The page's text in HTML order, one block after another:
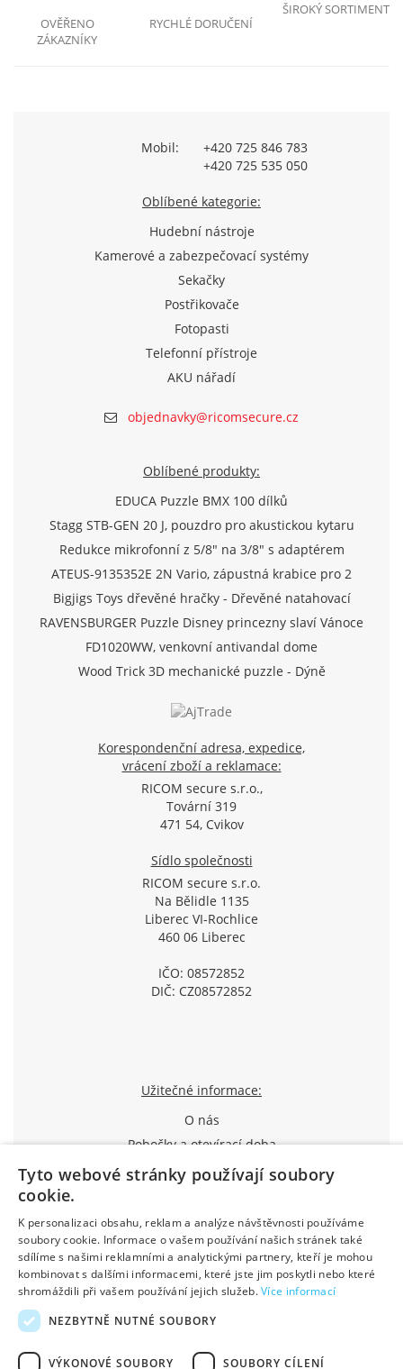
OVĚŘENO
ZÁKAZNÍKY
RYCHLÉ DORUČENÍ
ŠIROKÝ SORTIMENT
Mobil:
+420 725 846 783
+420 725 535 050
Oblíbené kategorie:
Hudební nástroje
Kamerové a zabezpečovací systémy
Sekačky
Postřikovače
Fotopasti
Telefonní přístroje
AKU nářadí
objednavky@ricomsecure.cz
Oblíbené produkty:
EDUCA Puzzle BMX 100 dílků
Stagg STB-GEN 20 J, pouzdro pro akustickou kytaru
Redukce mikrofonní z 5/8" na 3/8" s adaptérem
ATEUS-9135352E 2N Vario, zápustná krabice pro 2
moduly (Analog/IP)
Bigjigs Toys dřevěné hračky - Dřevěné natahovací
letadlo
RAVENSBURGER Puzzle Disney princezny slaví Vánoce
500 dílků
FD1020WW, venkovní antivandal dome
TVI/AHD/CVI/CVBS kamera 720p, f2.8mm, IR 20m, D-
Wood Trick 3D mechanické puzzle - Dýně
Korespondenční adresa, expedice,
vrácení zboží a reklamace:
RICOM secure s.r.o.,
Tovární 319
471 54, Cvikov
Sídlo společnosti
RICOM secure s.r.o.
Na Bělidle 1135
Liberec VI-Rochlice
460 06 Liberec
IČO: 08572852
DIČ: CZ08572852
Užitečné informace:
O nás
Pobočky a otevírací doba
Způsoby dopravy a platby
Průvodce reklamací
Obchodní podmínky
Výhody pro registrované
Kontakty
Created by DostupnýWeb
Designed by Basebrain
Tyto webové stránky používají soubory
cookie.
K personalizaci obsahu, reklam a analýze návštěvnosti používáme
soubory cookie. Informace o vašem používání našich stránek také
sdílíme s našimi reklamními a analytickými partnery, kteří je mohou
kombinovat s dalšími informacemi, které jste jim poskytli nebo které
shromáždili při vašem používání jejich služeb.Více informací
NEZBYTNĚ NUTNÉ SOUBORY
VÝKONOVÉ SOUBORY SOUBORY CÍLENÍ